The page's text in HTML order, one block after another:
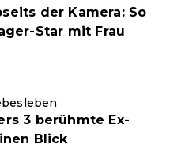
der Kamera: So
Star mit Frau
3 berühmte Ex-
Blick